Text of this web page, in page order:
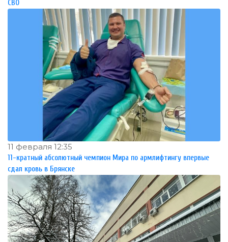
СВО
11 февраля 12:35
11-кратный абсолютный чемпион Мира по армлифтингу впервые
сдал кровь в Брянске